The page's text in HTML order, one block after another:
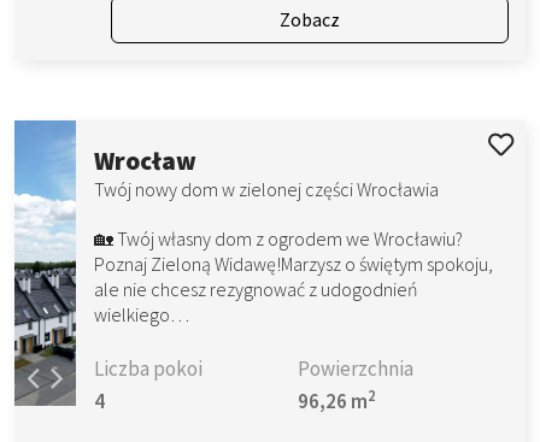
Zobacz
Wrocław
Twój nowy dom w zielonej części Wrocławia
🏡 Twój własny dom z ogrodem we Wrocławiu?
Poznaj Zieloną Widawę!Marzysz o świętym spokoju,
ale nie chcesz rezygnować z udogodnień
wielkiego…
Liczba pokoi
4
Powierzchnia
96,26 m2